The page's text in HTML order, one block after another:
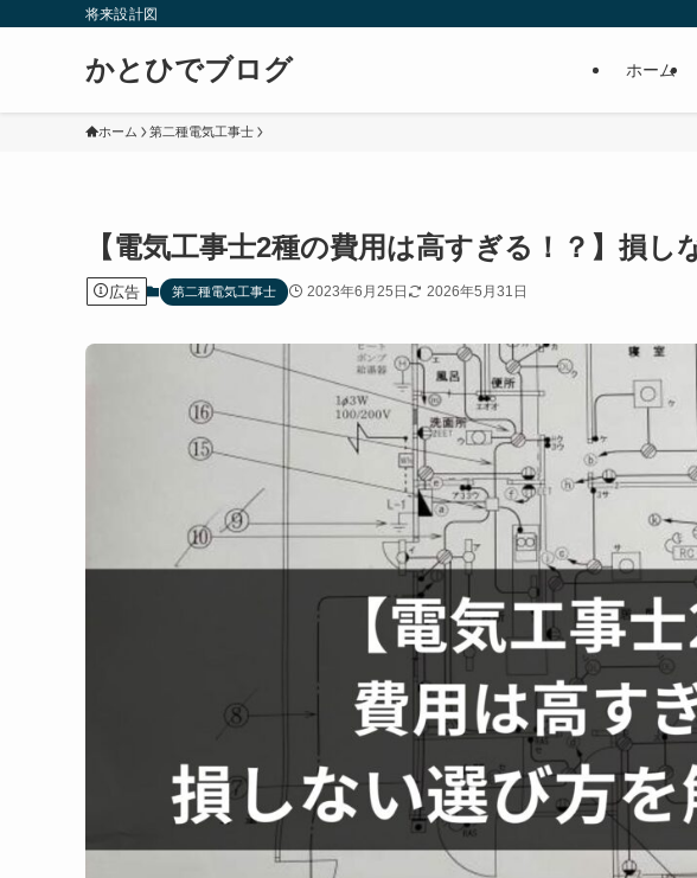
将来設計図
かとひでブログ ホーム
ホーム 第二種電気工事士
【電気工事士2種の費用は高すぎる！？】損
広告 第二種電気工事士 2023年6月25日 2026年5月31日